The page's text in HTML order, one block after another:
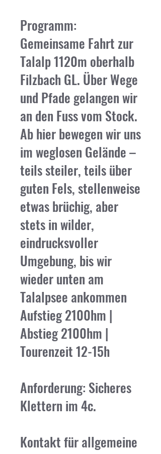
Programm:
Gemeinsame Fahrt zur
Talalp 1120m oberhalb
Filzbach GL. Über Wege
und Pfade gelangen wir
an den Fuss vom Stock.
Ab hier bewegen wir uns
im weglosen Gelände –
teils steiler, teils über
guten Fels, stellenweise
etwas brüchig, aber
stets in wilder,
eindrucksvoller
Umgebung, bis wir
wieder unten am
Talalpsee ankommen
Aufstieg 2100hm |
Abstieg 2100hm |
Tourenzeit 12-15h
Anforderung: Sicheres
Klettern im 4c.
Kontakt für allgemeine